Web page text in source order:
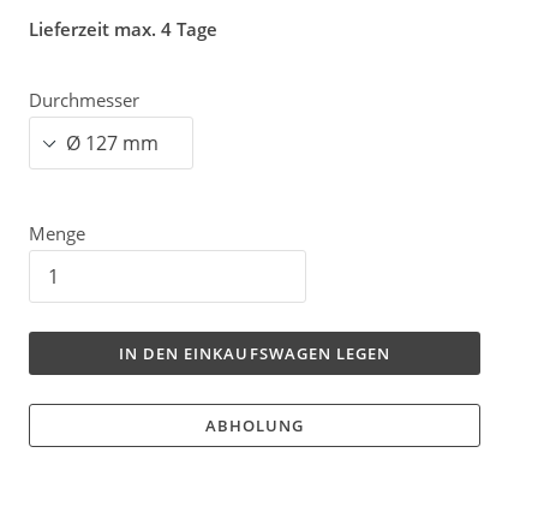
Lieferzeit max. 4 Tage
Durchmesser
Menge
IN DEN EINKAUFSWAGEN LEGEN
ABHOLUNG